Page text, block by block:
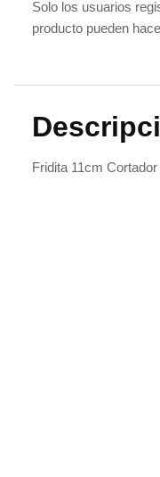
Solo los usuarios
producto pueden
Fridita 11cm